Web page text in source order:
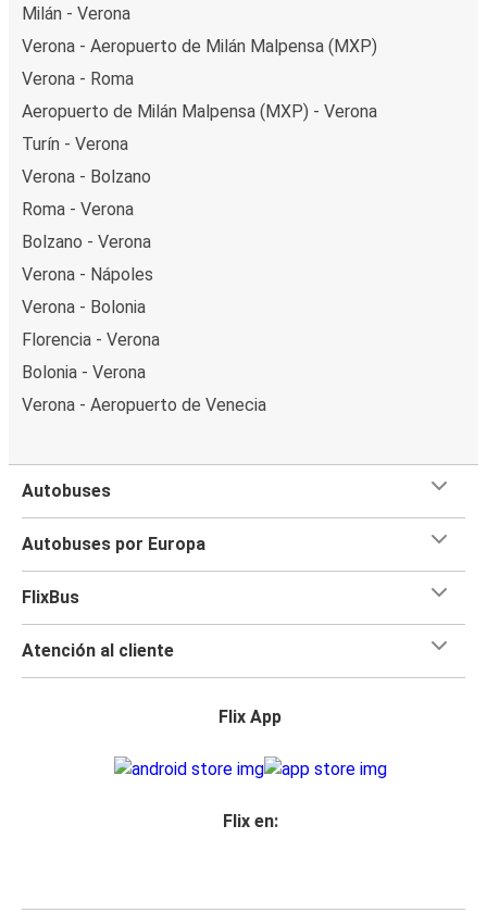
Milán - Verona
Verona - Aeropuerto de Milán Malpensa (MXP)
Verona - Roma
Aeropuerto de Milán Malpensa (MXP) - Verona
Turín - Verona
Verona - Bolzano
Roma - Verona
Bolzano - Verona
Verona - Nápoles
Verona - Bolonia
Florencia - Verona
Bolonia - Verona
Verona - Aeropuerto de Venecia
Autobuses
Autobuses por Europa
FlixBus
Atención al cliente
Flix App
Flix en: